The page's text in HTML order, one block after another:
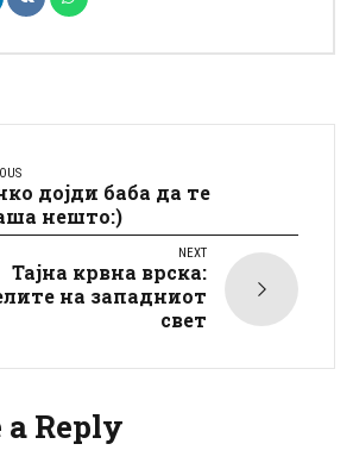
дојди баба да те
нешто:)
NEXT
Тајна крвна врска:
на западниот
свет
a Reply